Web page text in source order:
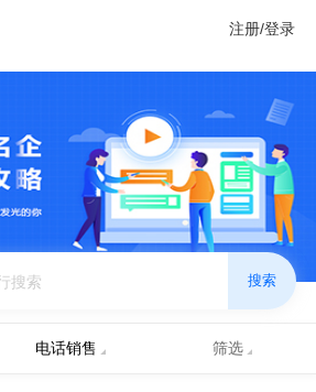
注册/登录
搜索
电话销售 筛选